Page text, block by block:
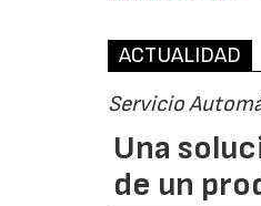
ACTUALIDAD
Servicio
Una
de un